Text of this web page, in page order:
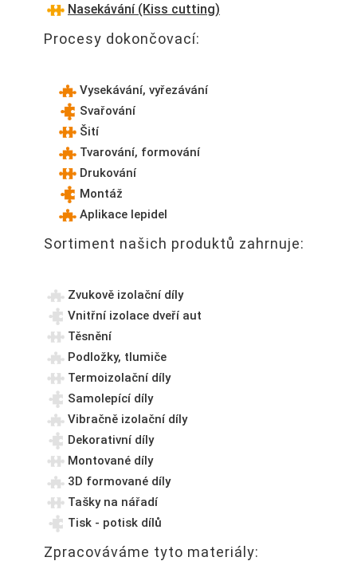
Nasekávání (Kiss cutting)
Procesy dokončovací:
Vysekávání, vyřezávání
Svařování
Šití
Tvarování, formování
Drukování
Montáž
Aplikace lepidel
Sortiment našich produktů zahrnuje:
Zvukově izolační díly
Vnitřní izolace dveří aut
Těsnění
Podložky, tlumiče
Termoizolační díly
Samolepící díly
Vibračně izolační díly
Dekorativní díly
Montované díly
3D formované díly
Tašky na nářadí
Tisk - potisk dílů
Zpracováváme tyto materiály: